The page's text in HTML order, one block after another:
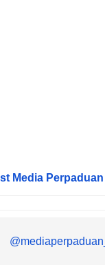
Media Perpaduan
@mediaperpaduan_